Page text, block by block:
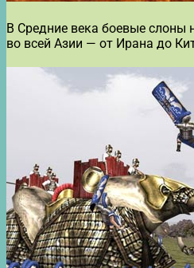
В Средние века боевые слоны
во всей Азии — от Ирана до